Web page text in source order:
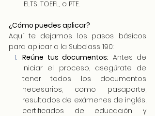
IELTS, TOEFL, o PTE.
¿Cómo puedes aplicar?
Aquí te dejamos los pasos básicos
para aplicar a la Subclass 190:
Reúne tus documentos: Antes de
iniciar el proceso, asegúrate de
tener todos los documentos
necesarios, como pasaporte,
resultados de exámenes de inglés,
certificados de educación y